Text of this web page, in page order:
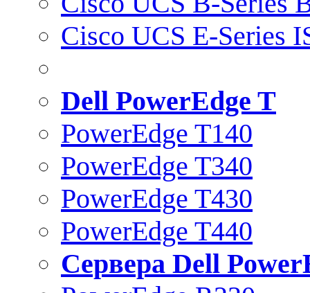
Cisco UCS E-Series
Dell PowerEdge T
PowerEdge T140
PowerEdge T340
PowerEdge T430
PowerEdge T440
Сервера Dell